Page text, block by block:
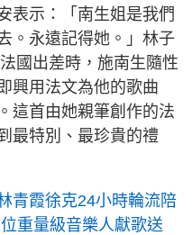
表示：「南生姐是我們
。永遠記得她。」林子
國出差時，施南生隨性
興用法文為他的歌曲
這首由她親筆創作的法
最特別、最珍貴的禮
青霞徐克24小時輪流陪
重量級音樂人獻歌送